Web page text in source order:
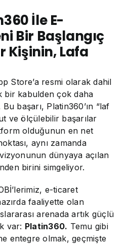
İle E-
Bir Başlangıç
Kişinin, Lafa
Store’a resmi olarak dahil
bir kabulden çok daha
başarı, Platin360’ın “laf
ve ölçülebilir başarılar
olduğunun en net
aynı zamanda
dünyaya açılan
birini simgeliyor.
e-ticaret
faaliyette olan
arenada artık güçlü
var: Platin360. Temu gibi
entegre olmak, geçmişte